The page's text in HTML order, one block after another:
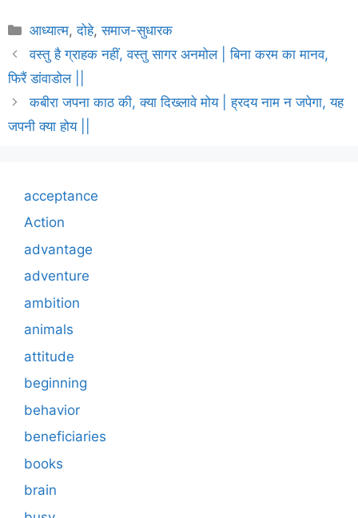
Categories
आध्यात्म,दोहे,समाज-सुधारक
वस्तु है ग्राहक नहीं, वस्तु सागर अनमोल | बिना करम का मानव,
फिरैं डांवाडोल ||
कबीरा जपना काठ की, क्या दिख्लावे मोय | ह्रदय नाम न जपेगा, यह
जपनी क्या होय ||
acceptance
Action
advantage
adventure
ambition
animals
attitude
beginning
behavior
beneficiaries
books
brain